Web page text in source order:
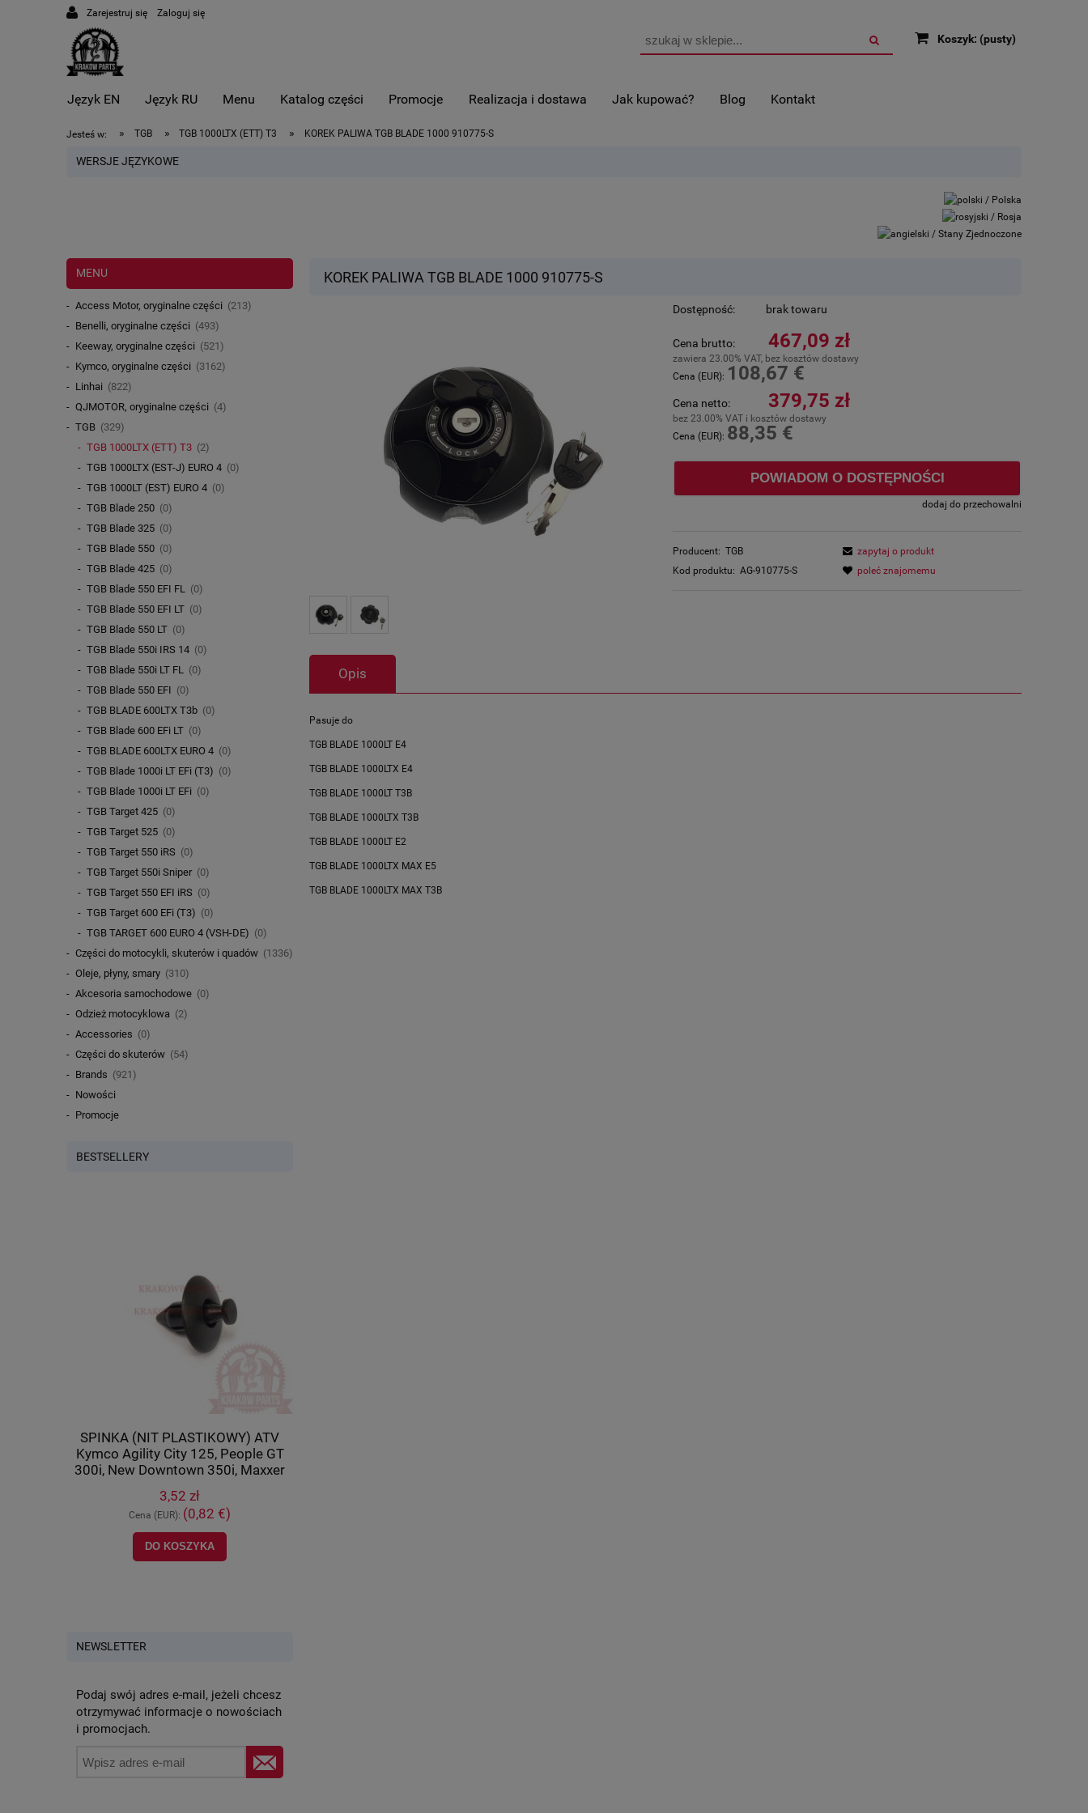
Zarejestruj się Zaloguj się
Koszyk: (pusty)
Język EN Język RU Menu Katalog części Promocje Realizacja i dostawa Jak kupować? Blog Kontakt
Jesteś w: » TGB » TGB 1000LTX (ETT) T3 » KOREK PALIWA TGB BLADE 1000 910775-S
WERSJE JĘZYKOWE
MENU
Access Motor, oryginalne części (213)
Benelli, oryginalne części (493)
Keeway, oryginalne części (521)
Kymco, oryginalne części (3162)
Linhai (822)
QJMOTOR, oryginalne części (4)
TGB (329)
TGB 1000LTX (ETT) T3 (2)
TGB 1000LTX (EST-J) EURO 4 (0)
TGB 1000LT (EST) EURO 4 (0)
TGB Blade 250 (0)
TGB Blade 325 (0)
TGB Blade 550 (0)
TGB Blade 425 (0)
TGB Blade 550 EFI FL (0)
TGB Blade 550 EFI LT (0)
TGB Blade 550 LT (0)
TGB Blade 550i IRS 14 (0)
TGB Blade 550i LT FL (0)
TGB Blade 550 EFI (0)
TGB BLADE 600LTX T3b (0)
TGB Blade 600 EFi LT (0)
TGB BLADE 600LTX EURO 4 (0)
TGB Blade 1000i LT EFi (T3) (0)
TGB Blade 1000i LT EFi (0)
TGB Target 425 (0)
TGB Target 525 (0)
TGB Target 550 iRS (0)
TGB Target 550i Sniper (0)
TGB Target 550 EFI iRS (0)
TGB Target 600 EFi (T3) (0)
TGB TARGET 600 EURO 4 (VSH-DE) (0)
Części do motocykli, skuterów i quadów (1336)
Oleje, płyny, smary (310)
Akcesoria samochodowe (0)
Odzież motocyklowa (2)
Accessories (0)
Części do skuterów (54)
Brands (921)
Nowości
Promocje
BESTSELLERY
SPINKA (NIT PLASTIKOWY) ATV
Kymco Agility City 125, People GT
300i, New Downtown 350i, Maxxer
90652-LCA4-E00
3,52 zł
Cena (EUR): (0,82 €)
DO KOSZYKA
NEWSLETTER
Podaj swój adres e-mail, jeżeli chcesz
otrzymywać informacje o nowościach
i promocjach.
KOREK PALIWA TGB BLADE 1000 910775-S
Dostępność: brak towaru
Cena brutto: 467,09 zł
zawiera 23.00% VAT, bez kosztów dostawy
Cena (EUR): 108,67 €
Cena netto: 379,75 zł
bez 23.00% VAT i kosztów dostawy
Cena (EUR): 88,35 €
POWIADOM O DOSTĘPNOŚCI
dodaj do przechowalni
Producent: TGB
Kod produktu: AG-910775-S
zapytaj o produkt
poleć znajomemu
Opis
Pasuje do
TGB BLADE 1000LT E4
TGB BLADE 1000LTX E4
TGB BLADE 1000LT T3B
TGB BLADE 1000LTX T3B
TGB BLADE 1000LT E2
TGB BLADE 1000LTX MAX E5
TGB BLADE 1000LTX MAX T3B